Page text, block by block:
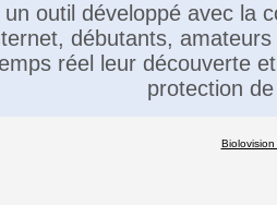
outil développé avec la
débutants,
réel leur découverte
protection
Biolovision